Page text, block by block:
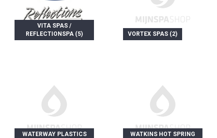
VITA SPAS /
REFLECTIONSPA (5)
VORTEX SPAS (2)
WATERWAY PLASTICS
WATKINS HOT SPRING